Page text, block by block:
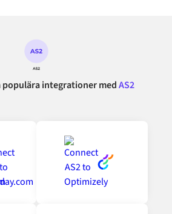
populära integrationer medAS2